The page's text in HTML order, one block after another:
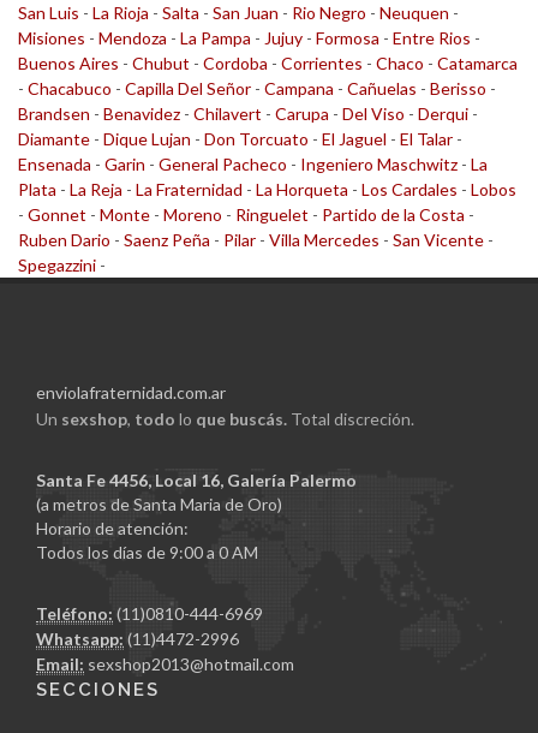
San Luis - La Rioja - Salta - San Juan - Rio Negro - Neuquen -
Misiones - Mendoza - La Pampa - Jujuy - Formosa - Entre Rios -
Buenos Aires - Chubut - Cordoba - Corrientes - Chaco - Catamarca
- Chacabuco - Capilla Del Señor - Campana - Cañuelas - Berisso -
Brandsen - Benavidez - Chilavert - Carupa - Del Viso - Derqui -
Diamante - Dique Lujan - Don Torcuato - El Jaguel - El Talar -
Ensenada - Garin - General Pacheco - Ingeniero Maschwitz - La
Plata - La Reja - La Fraternidad - La Horqueta - Los Cardales - Lobos
- Gonnet - Monte - Moreno - Ringuelet - Partido de la Costa -
Ruben Dario - Saenz Peña - Pilar - Villa Mercedes - San Vicente -
Spegazzini -
enviolafraternidad.com.ar
Un sexshop, todo lo que buscás. Total discreción.
Santa Fe 4456, Local 16, Galería Palermo
(a metros de Santa Maria de Oro)
Horario de atención:
Todos los días de 9:00 a 0 AM
Teléfono: (11)0810-444-6969
Whatsapp: (11)4472-2996
Email: sexshop2013@hotmail.com
SECCIONES